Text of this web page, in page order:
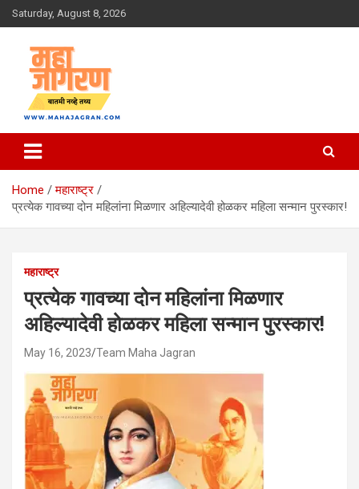
Skip
to
Saturday, August 8, 2026
महा जागरण
Home
महाराष्ट्र
प्रत्येक गावच्या दोन महिलांना मिळणार अहिल्यादेवी होळकर महिला सन्मान पुरस्कार!
महाराष्ट्र
प्रत्येक गावच्या दोन महिलांना मिळणार
अहिल्यादेवी होळकर महिला सन्मान पुरस्कार!
May 16, 2023 Team Maha Jagran